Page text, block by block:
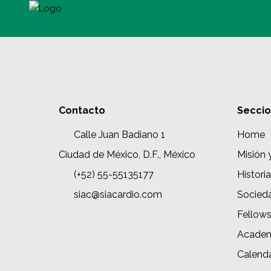
Contacto
Calle Juan Badiano 1
Ciudad de México, D.F., México
(+52) 55-55135177
siac@siacardio.com
Home
Misión
Historia
Fellows